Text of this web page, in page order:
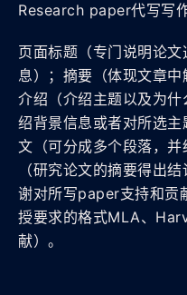
Research paper代写写作
页面标题（专门说明论
息）；摘要（体现文章中
介绍（介绍主题以及为
绍背景信息或者对所选
文（可分成多个段落，
（研究论文的摘要得出
谢对所写paper支持和贡
授要求的格式MLA、
献）。